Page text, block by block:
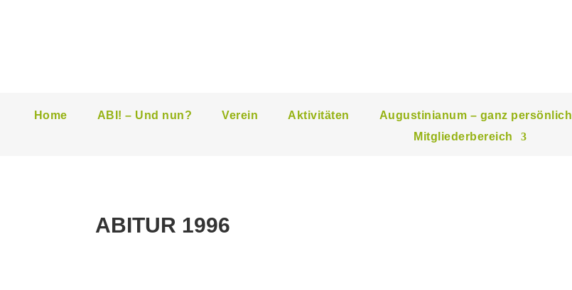
Home ABI! – Und nun? Verein Aktivitäten Augustinianum – ganz persönlich
Mitgliederbereich
ABITUR 1996